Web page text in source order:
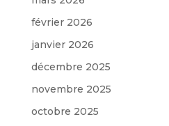
février 2026
janvier 2026
décembre 2025
novembre 2025
octobre 2025